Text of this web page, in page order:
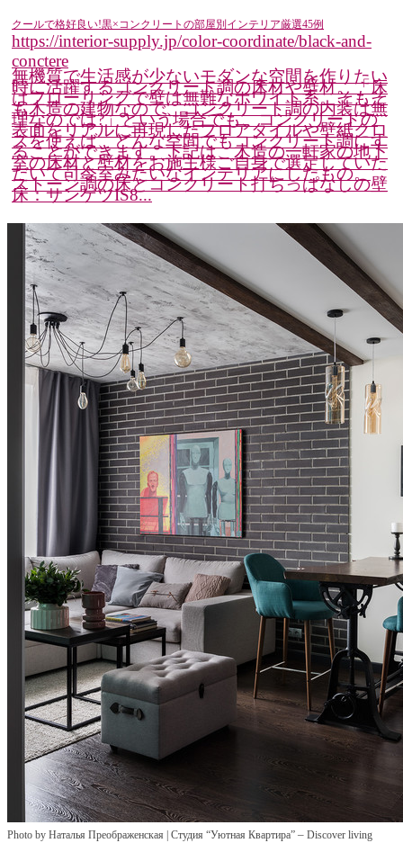
クールで格好良い!黒×コンクリートの部屋別インテリア厳選45例
https://interior-supply.jp/color-coordinate/black-and-
conctere
無機質で生活感が少ないモダンな空間を作りたい
時に活躍するコンクリート調の床材や壁材。「床
はフローリングで壁は無難なホワイト系。そもそ
も木造の建物なので、コンクリート調の内装は無
理なのでは?」という場合でも、コンクリートの
表面をリアルに再現したフロアタイルや壁紙クロ
スを使えば、どんな空間でもコンクリート調にす
ることができます。下記は、木造の一軒家の地下
室の床材と壁材をお施主様ご自身で選定していた
だいて司令室みたいなインテリアにしたもの。
ストーン調の床とコンクリート打ちっぱなしの壁
床：サンゲツIS8...
Photo by Наталья Преображенская | Студия “Уютная Квартира” – Discover living